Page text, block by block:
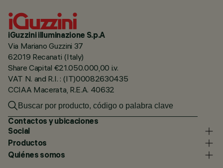
iGuzzini illuminazione S.p.A
Via Mariano Guzzini 37
62019 Recanati (Italy)
Share Capital €21.050.000,00 i.v.
VAT N. and R.I. : (IT)00082630435
CCIAA Macerata, R.E.A. 40632
Contactos y ubicaciones
Social
Productos
Quiénes somos